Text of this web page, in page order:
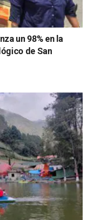
un 98% en la
de San